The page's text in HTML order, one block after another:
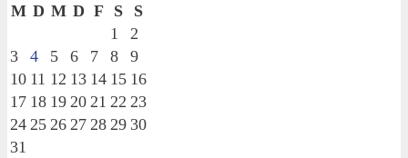
M D M D F S
S
1
2
3
4 5 6 7 8
9
10 11 12 13 14 15 16
17 18 19 20 21 22 23
24 25 26 27 28 29 30
31